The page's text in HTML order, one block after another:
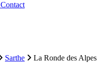
Contact
Sarthe
La Ronde des Alpes